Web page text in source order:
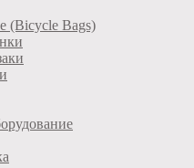
(Bicycle Bags)